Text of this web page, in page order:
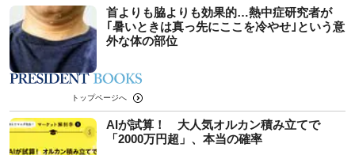
首よりも脇よりも効果的…熱中症研究者が
｢暑いときは真っ先にここを冷やせ｣という意
外な体の部位
トップページへ
AIが試算！ 大人気オルカン積み立てで
「2000万円超」、本当の確率